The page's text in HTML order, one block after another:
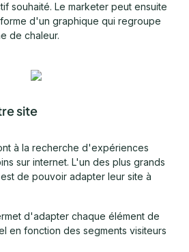
souhaité. Le marketer peut ensuite
d'un graphique qui regroupe
de chaleur.
site
à la recherche d'expériences
sur internet. L'un des plus grands
de pouvoir adapter leur site à
d'adapter chaque élément de
en fonction des segments visiteurs